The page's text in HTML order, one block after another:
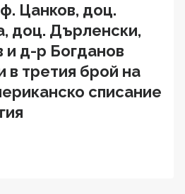
Цанков, доц.
доц. Дърленски,
и д-р Богданов
в третия брой на
списание